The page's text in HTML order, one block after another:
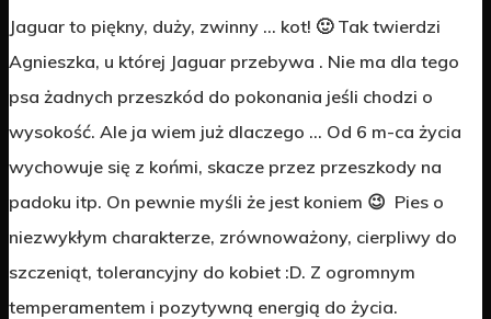
Jaguar to piękny, duży, zwinny … kot! 🙂 Tak twierdzi
Agnieszka, u której Jaguar przebywa . Nie ma dla tego
psa żadnych przeszkód do pokonania jeśli chodzi o
wysokość. Ale ja wiem już dlaczego … Od 6 m-ca życia
wychowuje się z końmi, skacze przez przeszkody na
padoku itp. On pewnie myśli że jest koniem 😉 Pies o
niezwykłym charakterze, zrównoważony, cierpliwy do
szczeniąt, tolerancyjny do kobiet :D. Z ogromnym
temperamentem i pozytywną energią do życia.